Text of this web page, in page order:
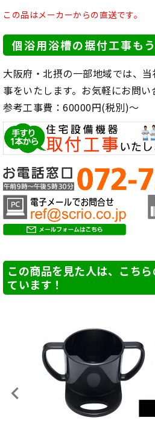
この品はメーカーからの直送です。
個浴用浴槽の据付工事も
大阪府・北摂の一部地域では、
事をいたします。お気軽にお問い
参考工事費：60000円(税別)～
この商品を見た人は、こち
ています！